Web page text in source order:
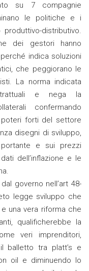
su 7 compagnie
le politiche e i
distributivo.
dei gestori hanno
indica soluzioni
che peggiorano le
La norma indicata
e nega la
confermando
forti del settore
disegni di sviluppo,
e sui prezzi
dell’inflazione e le
governo nell’art 48-
legge sviluppo che
una vera riforma che
qualificherebbe la
veri imprenditori,
balletto tra platt’s e
oil e diminuendo lo